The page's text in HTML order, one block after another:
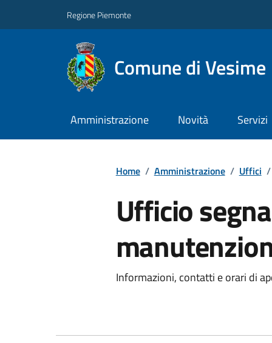
Regione Piemonte
Comune di Vesime
Amministrazione Novità Servizi
Home / Amministrazione / Uffici /
Ufficio
Informazioni, contatti e orari di